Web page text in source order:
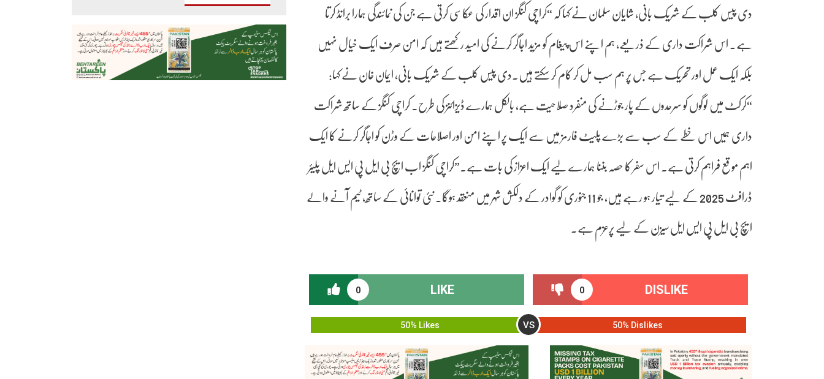
دی پیس کلب کے شریک بانی، شایان سلمان نے کہا کہ “کراچی کنگز ان اقدار کی عکاسی کرتی ہے جن کی نمائندگی ہمارا برانڈ کرتا
ہے۔ اس شراکت داری کے ذریعے، ہم اپنے اس پیغام کو مزید اجاگر کرنے کی امید رکھتے ہیں کہ امن صرف ایک خیال نہیں
بلکہ ایک عمل اور تحریک ہے جس پر ہم سب مل کر کام کر سکتے ہیں۔دی پیس کلب کے شریک بانی، ایمان خان نے کہا:
“کرکٹ میں لوگوں کو سرحدوں کے پار جوڑنے کی منفرد صلاحیت ہے، بالکل ہمارے ڈیزائنز کی طرح۔ کراچی کنگز کے ساتھ شراکت
داری ہمیں اس خطے کے سب سے بڑے پلیٹ فارمز میں سے ایک پر اپنے امن اور اصلاحات کے وڑن کو اجاگر کرنے کا ایک
اہم موقع فراہم کرتی ہے۔ اس سفر کا حصہ بننا ہمارے لیے ایک اعزاز کی بات ہے۔”کراچی کنگز اب ایچ بی ایل پی ایس ایل پلیئر
ڈرافٹ 2025 کے لیے تیار ہو رہے ہیں، جو 11 جنوری کو گوادر کے دلکش شہر میں منعقد ہوگا۔ نئی توانائی کے ساتھ، ٹیم آنے والے
ایچ بی ایل پی ایس ایل سیزن کے لیے پرعزم ہے۔
0 LIKE 0 DISLIKE
50% Likes VS 50% Dislikes